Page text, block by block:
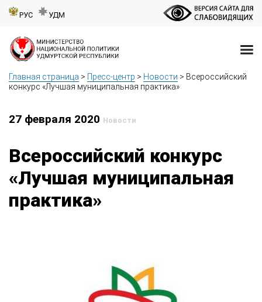
РУС УДМ
Главная страница > Пресс-центр > Новости > Всероссийский
конкурс «Лучшая муниципальная практика»
27 февраля 2020 Новости
Всероссийский конкурс
«Лучшая муниципальная
практика»